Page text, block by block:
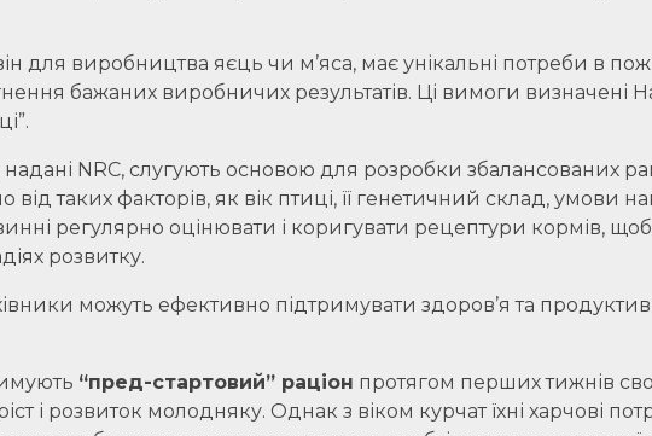
для виробництва яєць чи м’яса, має унікальні потреби в
бажаних виробничих результатів. Ці вимоги
NRC, слугують основою для розробки збалансованих
таких факторів, як вік птиці, її генетичний склад, умови
регулярно оцінювати і коригувати рецептури кормів,
розвитку.
можуть ефективно підтримувати здоров’я та
“пред-стартовий” раціон протягом перших тижнів
і розвиток молодняку. Однак з віком курчат їхні харчові